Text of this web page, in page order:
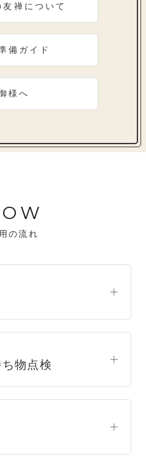
禅について
備ガイド
様へ
の流れ
ださい。
物点検
かるまで、何着でも